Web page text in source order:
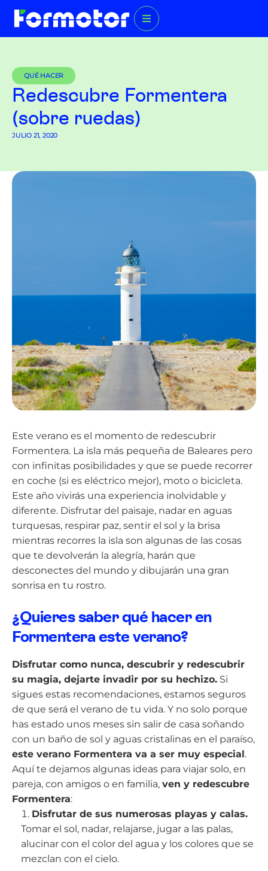
QUÉ HACER
Redescubre Formentera
(sobre ruedas)
JULIO 21, 2020
Este verano es el momento de redescubrir
Formentera. La isla más pequeña de Baleares pero
con infinitas posibilidades y que se puede recorrer
en coche (si es eléctrico mejor), moto o bicicleta.
Este año vivirás una experiencia inolvidable y
diferente. Disfrutar del paisaje, nadar en aguas
turquesas, respirar paz, sentir el sol y la brisa
mientras recorres la isla son algunas de las cosas
que te devolverán la alegría, harán que
desconectes del mundo y dibujarán una gran
sonrisa en tu rostro.
¿Quieres saber qué hacer en
Formentera este verano?
Disfrutar como nunca, descubrir y redescubrir
su magia, dejarte invadir por su hechizo. Si
sigues estas recomendaciones, estamos seguros
de que será el verano de tu vida. Y no solo porque
has estado unos meses sin salir de casa soñando
con un baño de sol y aguas cristalinas en el paraíso,
este verano Formentera va a ser muy especial.
Aquí te dejamos algunas ideas para viajar solo, en
pareja, con amigos o en familia, ven y redescubre
Formentera:
Disfrutar de sus numerosas playas y calas.
Tomar el sol, nadar, relajarse, jugar a las palas,
alucinar con el color del agua y los colores que se
mezclan con el cielo.